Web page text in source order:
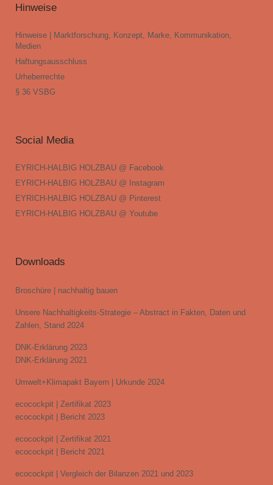
Hinweise
Hinweise | Marktforschung, Konzept, Marke, Kommunikation,
Medien
Haftungsausschluss
Urheberrechte
§ 36 VSBG
Social Media
EYRICH-HALBIG HOLZBAU @ Facebook
EYRICH-HALBIG HOLZBAU @ Instagram
EYRICH-HALBIG HOLZBAU @ Pinterest
EYRICH-HALBIG HOLZBAU @ Youtube
Downloads
Broschüre | nachhaltig bauen
Unsere Nachhaltigkeits-Strategie – Abstract in Fakten, Daten und
Zahlen, Stand 2024
DNK-Erklärung 2023
DNK-Erklärung 2021
Umwelt+Klimapakt Bayern | Urkunde 2024
ecocockpit | Zertifikat 2023
ecocockpit | Bericht 2023
ecocockpit | Zertifikat 2021
ecocockpit | Bericht 2021
ecocockpit | Vergleich der Bilanzen 2021 und 2023